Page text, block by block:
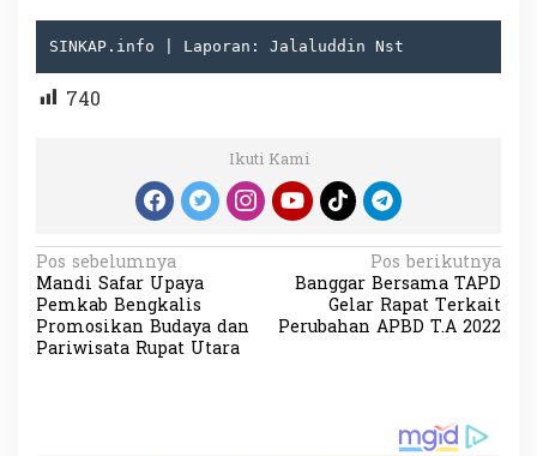
SINKAP.info | Laporan: Jalaluddin Nst
740
Ikuti Kami
N
a
v
Pos sebelumnya
Mandi Safar Upaya
Pemkab Bengkalis
Promosikan Budaya dan
Pariwisata Rupat Utara
Pos berikutnya
Banggar Bersama TAPD
Gelar Rapat Terkait
Perubahan APBD T.A 2022